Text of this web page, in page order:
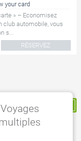
your card
» – Economisez
club automobile, vous
s...
RÉSERVEZ
Ma Réservation
Voyages